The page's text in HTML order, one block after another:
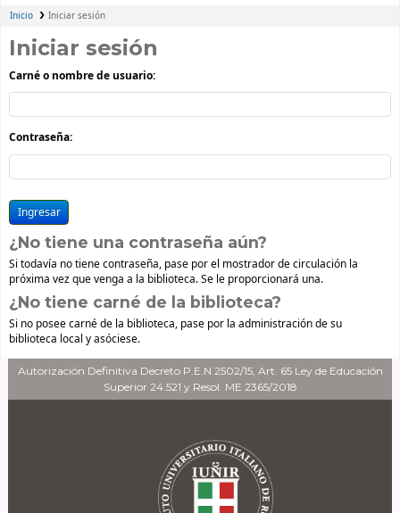
Inicio Iniciar sesión
Iniciar sesión
Carné o nombre de usuario:
Contraseña:
¿No tiene una contraseña aún?
Si todavía no tiene contraseña, pase por el mostrador de circulación la
próxima vez que venga a la biblioteca. Se le proporcionará una.
¿No tiene carné de la biblioteca?
Si no posee carné de la biblioteca, pase por la administración de su
biblioteca local y asóciese.
Autorización Definitiva Decreto P.E.N 2502/15, Art. 65 Ley de Educación
Superior 24.521 y Resol. ME 2365/2018